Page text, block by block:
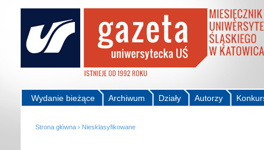
Autorzy
Działy
Archiwum
Wydanie bieżące
Strona główna › Niesklasyfikowane